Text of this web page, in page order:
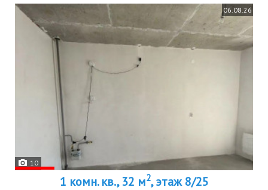
06.08.26
10
1 комн. кв., 32 м2, этаж 8/25